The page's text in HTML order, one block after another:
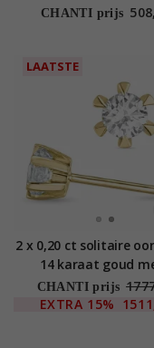
diamant
CHANTI prijs
LAATSTE
2 x 0,20 ct solitaire
14 karaat goud
diamant
CHANTI prijs
EXTRA 15%